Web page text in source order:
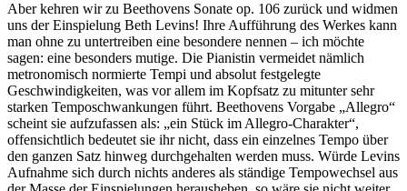
Aber kehren wir zu Beethovens Sonate op. 106 zurück und widmen
uns der Einspielung Beth Levins! Ihre Aufführung des Werkes kann
man ohne zu untertreiben eine besondere nennen – ich möchte
sagen: eine besonders mutige. Die Pianistin vermeidet nämlich
metronomisch normierte Tempi und absolut festgelegte
Geschwindigkeiten, was vor allem im Kopfsatz zu mitunter sehr
starken Temposchwankungen führt. Beethovens Vorgabe „Allegro“
scheint sie aufzufassen als: „ein Stück im Allegro-Charakter“,
offensichtlich bedeutet sie ihr nicht, dass ein einzelnes Tempo über
den ganzen Satz hinweg durchgehalten werden muss. Würde Levins
Aufnahme sich durch nichts anderes als ständige Tempowechsel aus